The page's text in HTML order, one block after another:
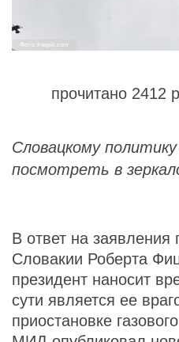
Фото: freepik.com
прочитано 2412
Словацкому
посмотреть в
В ответ на
Словакии Роберта
президент наносит
сути является ее
приостановке